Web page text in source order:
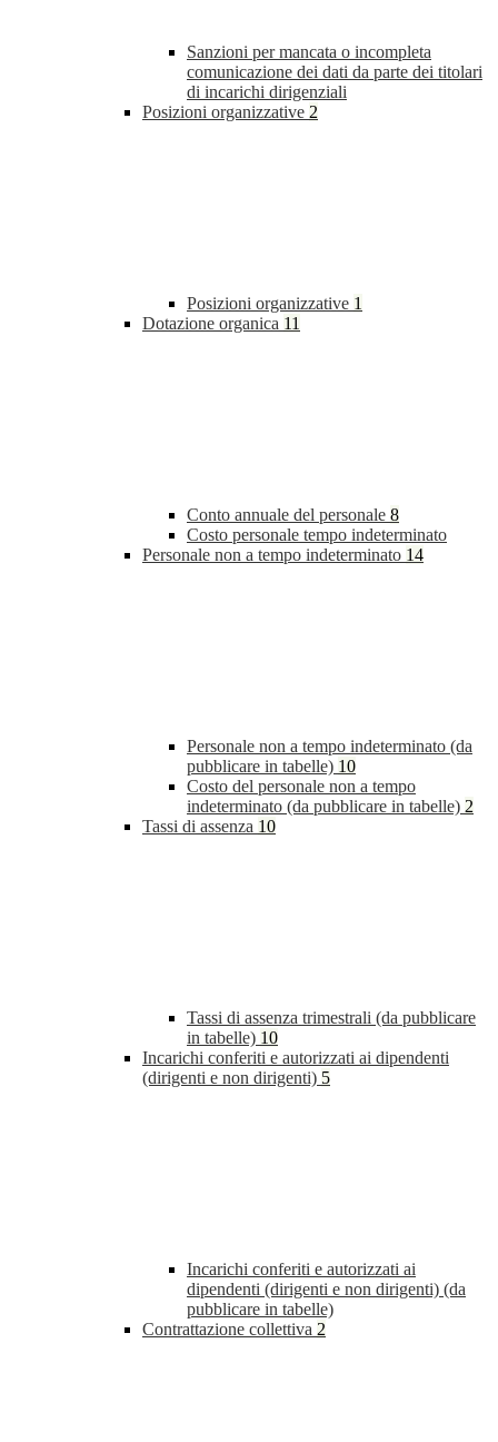
Sanzioni per mancata o incompleta
comunicazione dei dati da parte dei titolari
di incarichi dirigenziali
Posizioni organizzative 2
Posizioni organizzative 1
Dotazione organica 11
Conto annuale del personale 8
Costo personale tempo indeterminato
Personale non a tempo indeterminato 14
Personale non a tempo indeterminato (da
pubblicare in tabelle) 10
Costo del personale non a tempo
indeterminato (da pubblicare in tabelle) 2
Tassi di assenza 10
Tassi di assenza trimestrali (da pubblicare
in tabelle) 10
Incarichi conferiti e autorizzati ai dipendenti
(dirigenti e non dirigenti) 5
Incarichi conferiti e autorizzati ai
dipendenti (dirigenti e non dirigenti) (da
pubblicare in tabelle)
Contrattazione collettiva 2